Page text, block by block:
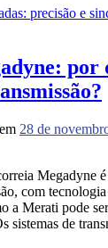
por
em 28 de
Megadyne
com
a Merati pode
sistemas de